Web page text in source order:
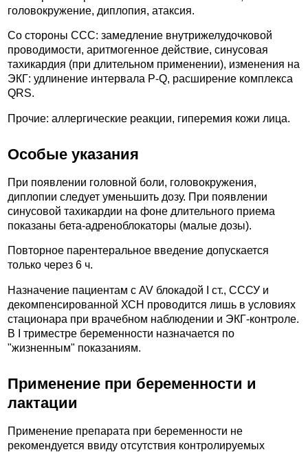
головокружение, диплопия, атаксия.
Со стороны ССС: замедление внутрижелудочковой
проводимости, аритмогенное действие, синусовая
тахикардия (при длительном применении), изменения на
ЭКГ: удлинение интервала P-Q, расширение комплекса
QRS.
Прочие: аллергические реакции, гиперемия кожи лица.
Особые указания
При появлении головной боли, головокружения,
диплопии следует уменьшить дозу. При появлении
синусовой тахикардии на фоне длительного приема
показаны бета-адреноблокаторы (малые дозы).
Повторное парентеральное введение допускается
только через 6 ч.
Назначение пациентам с AV блокадой I ст., СССУ и
декомпенсированной ХСН проводится лишь в условиях
стационара при врачебном наблюдении и ЭКГ-контроле.
В I триместре беременности назначается по
"жизненным" показаниям.
Применение при беременности и
лактации
Применение препарата при беременности не
рекомендуется ввиду отсутствия контролируемых